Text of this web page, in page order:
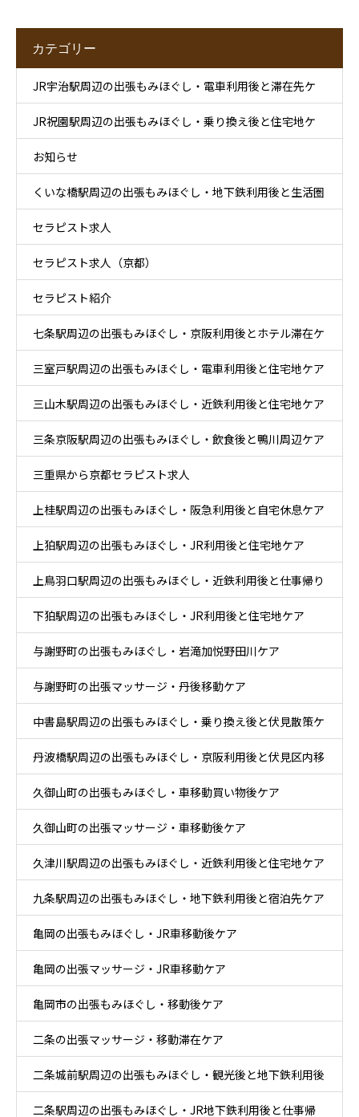
カテゴリー
JR宇治駅周辺の出張もみほぐし・電車利用後と滞在先ケ
ア
JR祝園駅周辺の出張もみほぐし・乗り換え後と住宅地ケ
ア
お知らせ
くいな橋駅周辺の出張もみほぐし・地下鉄利用後と生活圏
ケア
セラピスト求人
セラピスト求人（京都）
セラピスト紹介
七条駅周辺の出張もみほぐし・京阪利用後とホテル滞在ケ
ア
三室戸駅周辺の出張もみほぐし・電車利用後と住宅地ケア
三山木駅周辺の出張もみほぐし・近鉄利用後と住宅地ケア
三条京阪駅周辺の出張もみほぐし・飲食後と鴨川周辺ケア
三重県から京都セラピスト求人
上桂駅周辺の出張もみほぐし・阪急利用後と自宅休息ケア
上狛駅周辺の出張もみほぐし・JR利用後と住宅地ケア
上鳥羽口駅周辺の出張もみほぐし・近鉄利用後と仕事帰り
ケア
下狛駅周辺の出張もみほぐし・JR利用後と住宅地ケア
与謝野町の出張もみほぐし・岩滝加悦野田川ケア
与謝野町の出張マッサージ・丹後移動ケア
中書島駅周辺の出張もみほぐし・乗り換え後と伏見散策ケ
ア
丹波橋駅周辺の出張もみほぐし・京阪利用後と伏見区内移
動ケア
久御山町の出張もみほぐし・車移動買い物後ケア
久御山町の出張マッサージ・車移動後ケア
久津川駅周辺の出張もみほぐし・近鉄利用後と住宅地ケア
九条駅周辺の出張もみほぐし・地下鉄利用後と宿泊先ケア
亀岡の出張もみほぐし・JR車移動後ケア
亀岡の出張マッサージ・JR車移動ケア
亀岡市の出張もみほぐし・移動後ケア
二条の出張マッサージ・移動滞在ケア
二条城前駅周辺の出張もみほぐし・観光後と地下鉄利用後
ケア
二条駅周辺の出張もみほぐし・JR地下鉄利用後と仕事帰